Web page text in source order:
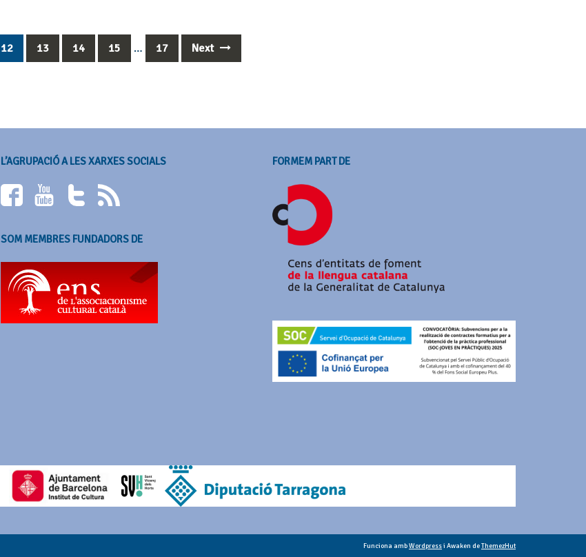
12 13 14 15 … 17 Next
L’AGRUPACIÓ A LES XARXES SOCIALS
SOM MEMBRES FUNDADORS DE
FORMEM PART DE
Funciona ambWordpressi Awaken deThemezHut